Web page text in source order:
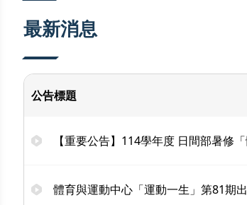
最新消息
公告標題
【重要公告】114學年度 日間部暑修
體育與運動中心「運動一生」第81期出